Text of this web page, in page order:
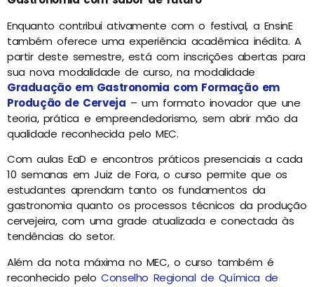
Enquanto contribui ativamente com o festival, a EnsinE
também oferece uma experiência acadêmica inédita. A
partir deste semestre, está com inscrições abertas para
sua nova modalidade de curso, na modalidade
Graduação em Gastronomia com Formação em
Produção de Cerveja – um formato inovador que une
teoria, prática e empreendedorismo, sem abrir mão da
qualidade reconhecida pelo MEC.
Com aulas EaD e encontros práticos presenciais a cada
10 semanas em Juiz de Fora, o curso permite que os
estudantes aprendam tanto os fundamentos da
gastronomia quanto os processos técnicos da produção
cervejeira, com uma grade atualizada e conectada às
tendências do setor.
Além da nota máxima no MEC, o curso também é
reconhecido peloConselho Regional de Química de